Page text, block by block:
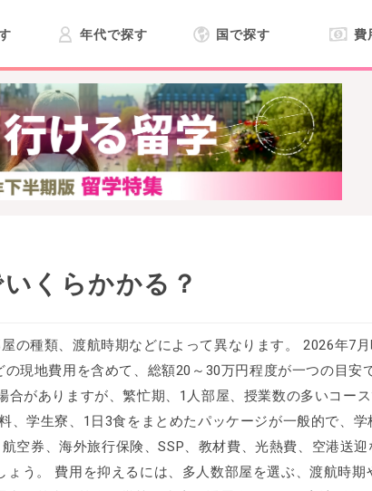
年代で探す 国で探す 費
くらかかる？
の種類、渡航時期などによって異なります。 2026年7
現地費用を含めて、総額20～30万円程度が一つの目安
がありますが、繁忙期、1人部屋、授業数の多いコー
、学生寮、1日3食をまとめたパッケージが一般的で、学
空券、海外旅行保険、SSP、教材費、光熱費、空港送
う。 費用を抑えるには、多人数部屋を選ぶ、渡航時期